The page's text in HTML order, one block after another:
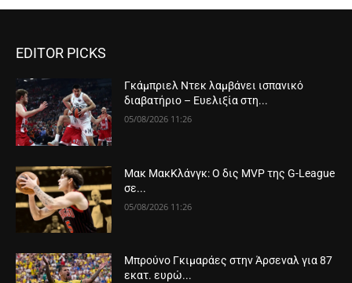
EDITOR PICKS
Γκάμπριελ Ντεκ λαμβάνει ισπανικό
διαβατήριο – Ευελιξία στη...
05/08/2026 11:26
Μακ ΜακΚλάνγκ: Ο δις MVP της G-League
σε...
05/08/2026 11:26
Μπρούνο Γκιμαράες στην Άρσεναλ για 87
εκατ. ευρώ...